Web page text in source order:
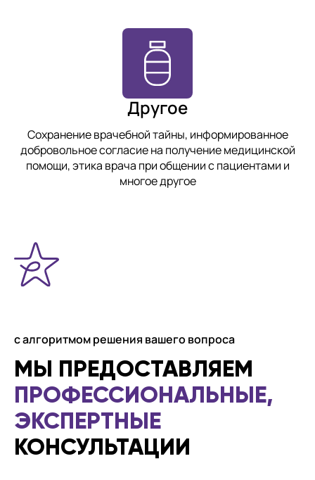
Другое
Сохранение врачебной тайны, информированное
добровольное согласие на получение медицинской
помощи, этика врача при общении с пациентами и
многое другое
с алгоритмом решения вашего вопроса
МЫ ПРЕДОСТАВЛЯЕМ
ПРОФЕССИОНАЛЬНЫЕ,
ЭКСПЕРТНЫЕ
КОНСУЛЬТАЦИИ